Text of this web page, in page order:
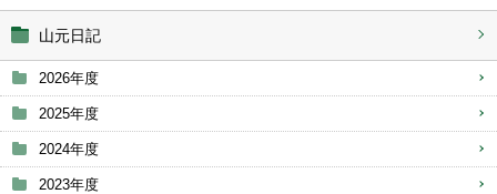
山元日記
2026年度
2025年度
2024年度
2023年度